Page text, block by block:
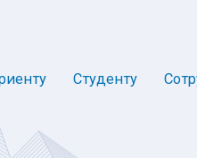
Студенту